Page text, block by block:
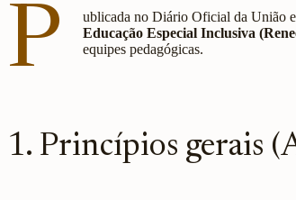
P ublicada no Diário Oficial da União
Educação Especial Inclusiva
equipes pedagógicas.
1. Princípios gerais